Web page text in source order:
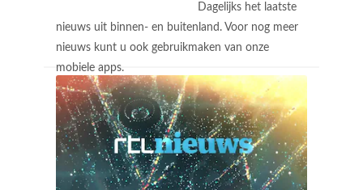
Dagelijks het laatste
nieuws uit binnen- en buitenland. Voor nog meer
nieuws kunt u ook gebruikmaken van onze
mobiele apps.